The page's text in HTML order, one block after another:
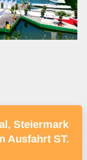
Steiermark
Ausfahrt ST.